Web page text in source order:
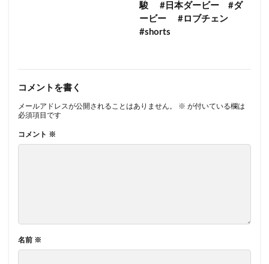
駿 #日本ダービー #ダ
ービー #ロブチェン
#shorts
コメントを書く
メールアドレスが公開されることはありません。 ※ が付いている欄は
必須項目です
コメント ※
名前 ※